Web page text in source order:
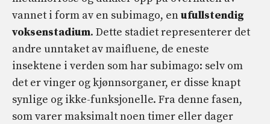
vannet i form av en subimago, enufullstendig
voksenstadium. Dette stadiet representerer det
andre unntaket av maifluene, de eneste
insektene i verden som har subimago: selv om
det er vinger og kjønnsorganer, er disse knapt
synlige og ikke-funksjonelle. Fra denne fasen,
som varer maksimalt noen timer eller dager